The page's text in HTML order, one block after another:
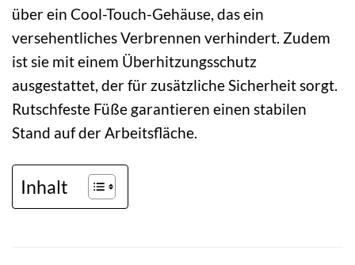
über ein Cool-Touch-Gehäuse, das ein
versehentliches Verbrennen verhindert. Zudem
ist sie mit einem Überhitzungsschutz
ausgestattet, der für zusätzliche Sicherheit sorgt.
Rutschfeste Füße garantieren einen stabilen
Stand auf der Arbeitsfläche.
Inhalt